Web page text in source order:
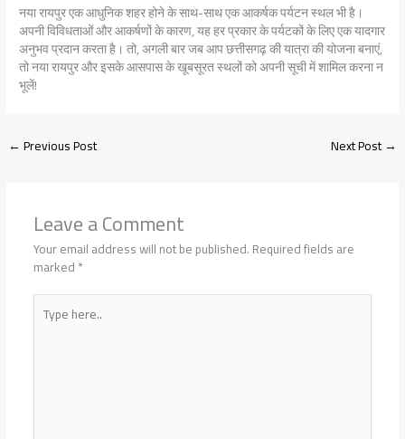
नया रायपुर एक आधुनिक शहर होने के साथ-साथ एक आकर्षक पर्यटन स्थल भी है।
अपनी विविधताओं और आकर्षणों के कारण, यह हर प्रकार के पर्यटकों के लिए एक यादगार
अनुभव प्रदान करता है। तो, अगली बार जब आप छत्तीसगढ़ की यात्रा की योजना बनाएं,
तो नया रायपुर और इसके आसपास के खूबसूरत स्थलों को अपनी सूची में शामिल करना न
भूलें!
←Previous Post Next Post→
Leave a Comment
Your email address will not be published.Required fields are
marked*
Type
here..